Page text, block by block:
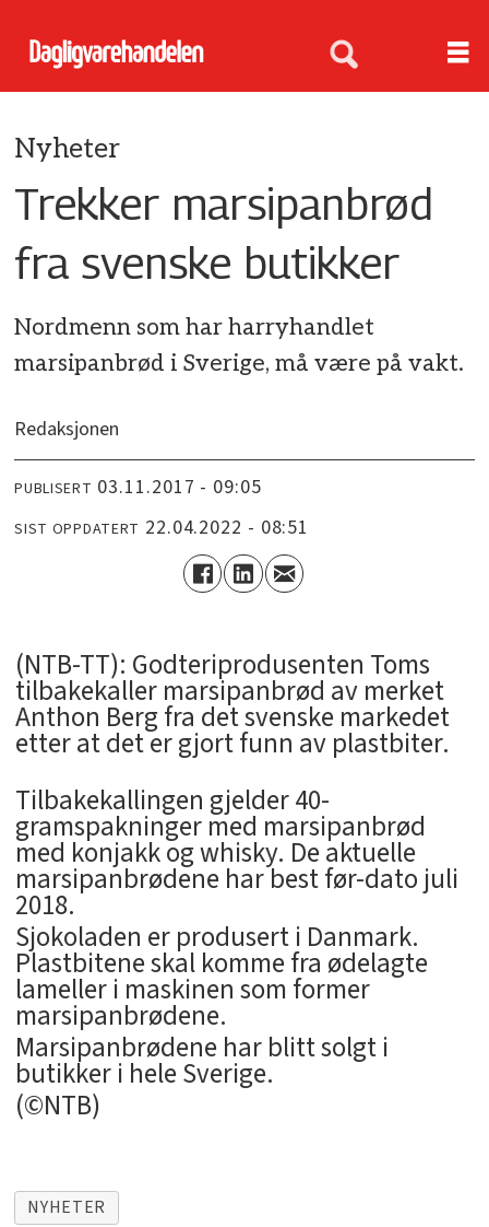
Nyheter
Trekker marsipanbrød
fra svenske butikker
Nordmenn som har harryhandlet
marsipanbrød i Sverige, må være på vakt.
Redaksjonen
PUBLISERT 03.11.2017 - 09:05
SIST OPPDATERT 22.04.2022 - 08:51
(NTB-TT): Godteriprodusenten Toms
tilbakekaller marsipanbrød av merket
Anthon Berg fra det svenske markedet
etter at det er gjort funn av plastbiter.
Tilbakekallingen gjelder 40-
gramspakninger med marsipanbrød
med konjakk og whisky. De aktuelle
marsipanbrødene har best før-dato juli
2018.
Sjokoladen er produsert i Danmark.
Plastbitene skal komme fra ødelagte
lameller i maskinen som former
marsipanbrødene.
Marsipanbrødene har blitt solgt i
butikker i hele Sverige.
(©NTB)
NYHETER